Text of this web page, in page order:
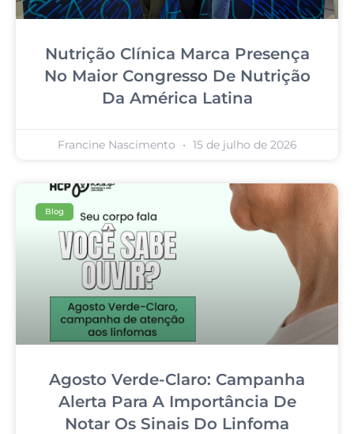
Nutrição Clínica Marca Presença
No Maior Congresso De Nutrição
Da América Latina
Francine Nascimento 15 de julho de 2026
Blog
Agosto Verde-Claro: Campanha
Alerta Para A Importância De
Notar Os Sinais Do Linfoma